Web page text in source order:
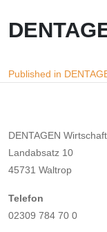
Published in
DENTAGEN
Landabsatz 10
45731 Waltrop
Telefon
02309 784 70 0